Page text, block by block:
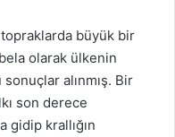
büyük bir
olarak ülkenin
alınmış. Bir
son derece
gidip krallığın